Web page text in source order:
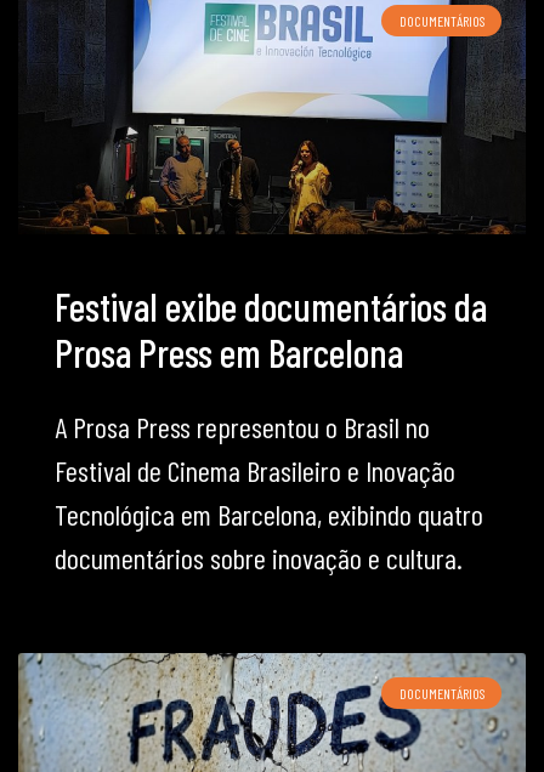
DOCUMENTÁRIOS
Festival exibe documentários da
Prosa Press em Barcelona
A Prosa Press representou o Brasil no
Festival de Cinema Brasileiro e Inovação
Tecnológica em Barcelona, exibindo quatro
documentários sobre inovação e cultura.
DOCUMENTÁRIOS